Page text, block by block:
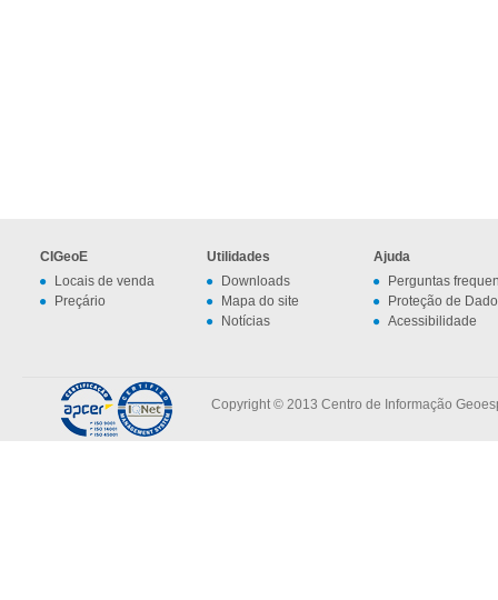
CIGeoE
Locais de venda
Preçário
Utilidades
Downloads
Mapa do site
Notícias
Ajuda
Perguntas
Proteção de
Acessibilidade
Copyright © 2013 Centro de Informação